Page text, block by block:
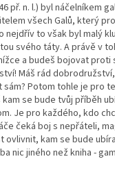
př. n. l.) byl náčelníkem
všech Galů, který
nejdřív to však byl malý
svého táty. A právě v
a budeš bojovat proti
Máš rád
Potom tohle je pro
se bude tvůj příběh
Je pro každého, kdo
čeká boj s nepřáteli,
ovlivnit, kam se bude
nic jiného než kniha -